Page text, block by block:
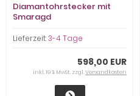
Diamantohrstecker mit
Smaragd
Lieferzeit:3-4 Tage
598,00 EUR
inkl. 19 % MwSt. zzgl.Versandkosten